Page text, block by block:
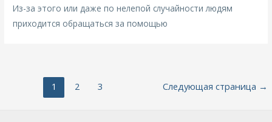
Из-за этого или даже по нелепой случайности людям
приходится обращаться за помощью
1 2 3 Следующая страница →